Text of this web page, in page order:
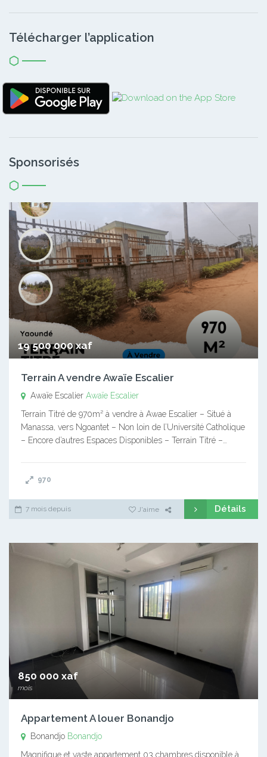
Télécharger l’application
Sponsorisés
19 500 000 xaf
Terrain A vendre Awaïe Escalier
Awaïe Escalier Awaïe Escalier
Terrain Titré de 970m² à vendre à Awae Escalier – Situé à
Manassa, vers Ngoantet – Non loin de l’Université Catholique
– Encore d’autres Espaces Disponibles – Terrain Titré –…
970
7 mois depuis J'aime Détails
850 000 xaf
mois
Appartement A louer Bonandjo
Bonandjo Bonandjo
Magnifique et vaste appartement 03 chambres disponible à